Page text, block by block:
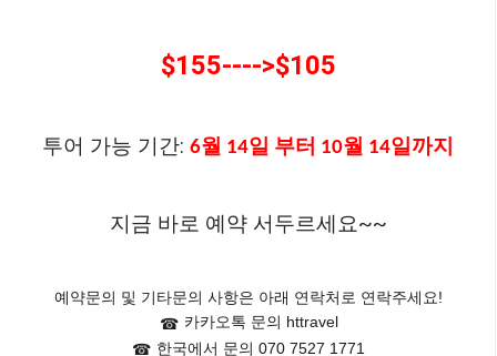
$155---->$105
투어 가능 기간: 6월 14일 부터 10월 14일까지
지금 바로 예약 서두르세요~~
예약문의 및 기타문의 사항은 아래 연락처로 연락주세요!
☎ 카카오톡 문의 httravel
☎ 한국에서 문의 070 7527 1771